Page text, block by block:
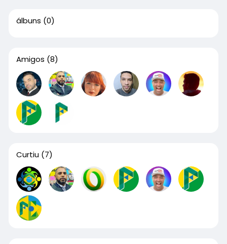
álbuns (0)
Amigos (8)
Curtiu (7)